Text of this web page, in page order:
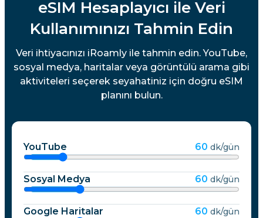
eSIM Hesaplayıcı ile Veri
Kullanımınızı Tahmin Edin
Veri ihtiyacınızı iRoamly ile tahmin edin. YouTube,
sosyal medya, haritalar veya görüntülü arama gibi
aktiviteleri seçerek seyahatiniz için doğru eSIM
planını bulun.
YouTube 60 dk/gün
Sosyal Medya 60 dk/gün
Google Haritalar 60 dk/gün